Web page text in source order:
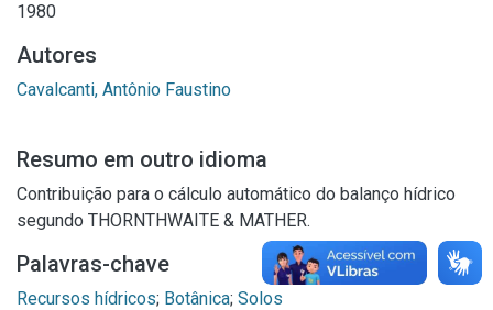
1980
Autores
Cavalcanti, Antônio Faustino
Resumo em outro idioma
Contribuição para o cálculo automático do balanço hídrico
segundo THORNTHWAITE & MATHER.
Palavras-chave
Recursos hídricos; Botânica; Solos